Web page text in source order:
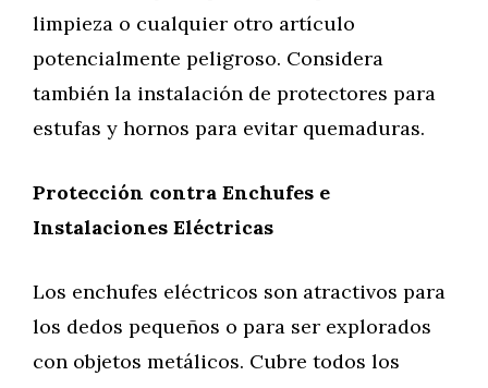
limpieza o cualquier otro artículo
potencialmente peligroso. Considera
también la instalación de protectores para
estufas y hornos para evitar quemaduras.
Protección contra Enchufes e
Instalaciones Eléctricas
Los enchufes eléctricos son atractivos para
los dedos pequeños o para ser explorados
con objetos metálicos. Cubre todos los